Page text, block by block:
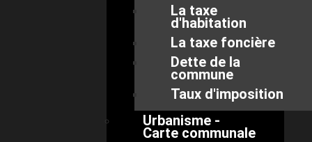
La taxe
d'habitation
La taxe foncière
Dette de la
commune
Taux d'imposition
Urbanisme -
Carte communale